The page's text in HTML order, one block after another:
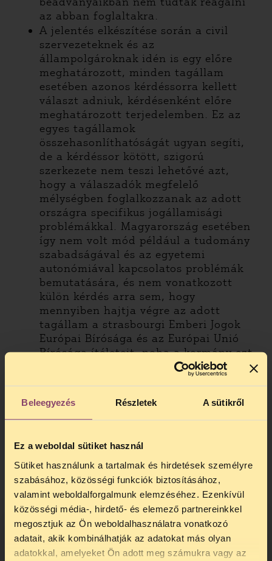
Beleegyezés Részletek A sütikről
Ez a weboldal sütiket használ
Sütiket használunk a tartalmak és hirdetések személyre
szabásához, közösségi funkciók biztosításához,
valamint weboldalforgalmunk elemzéséhez. Ezenkívül
közösségi média-, hirdető- és elemező partnereinkkel
megosztjuk az Ön weboldalhasználatra vonatkozó
adatait, akik kombinálhatják az adatokat más olyan
adatokkal, amelyeket Ön adott meg számukra vagy az
az abban foglaltakra.
A jelentés elkészítése során a civil
szervezeteknek és az
állampolgároknak idén is egy előre
meghatározott, minden tagállam
esetében azonos kérdéssorra kellett
választ adniuk, kérdésenként előre
meghatározott terjedelemben. Ez az
egyes tagállamok
összehasonlíthatóságát ugyan segíti,
de a kérdéssor kötött, szigorú
szerkezete nem teszi lehetővé azt,
hogy a válaszadók megfelelő
mélységben foglalkozzanak az adott
országra specifikus jogállamisági
problémákkal. Magyarország esetében
így nem volt mód például a tudomány
szabadságával és az egyetemi
autonómiával kapcsolatos problémák
bemutatására, és nem vonatkozott
külön kérdés arra sem, hogy
mennyiben hajtja végre az adott
tagállam a strasbourgi Emberi Jogok
Európai Bírósága és az Európai Unió
Bírósága ítéleteit, noha a kormány ezt
is folyamatosan szabotálja.
válaszadók valóban átfogó képet
tudjanak adni az alkotmányos
érzékeltetni tudják a rendszer
természetét.
Részben a fentieknek tudható be, hogy
ugyan a tavalyi, 2019-re vonatkozó jelentés
minden vizsgált területen a jogállamiságot
súlyosan veszélyeztető problémákat
azonosítottMagyarország kapcsán, mégis